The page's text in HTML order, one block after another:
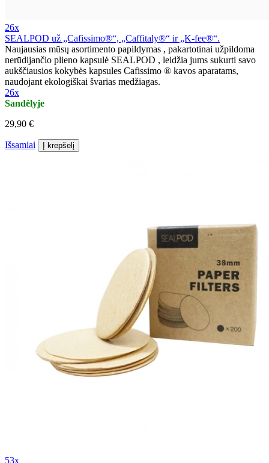
26x
SEALPOD už „Cafissimo®“, „Caffitaly®“ ir „K-fee®“.
Naujausias mūsų asortimento papildymas , pakartotinai užpildoma
nerūdijančio plieno kapsulė SEALPOD , leidžia jums sukurti savo
aukščiausios kokybės kapsules Cafissimo ® kavos aparatams,
naudojant ekologiškai švarias medžiagas.
26x
Sandėlyje
29,90 €
Išsamiai Į krepšelį
53x